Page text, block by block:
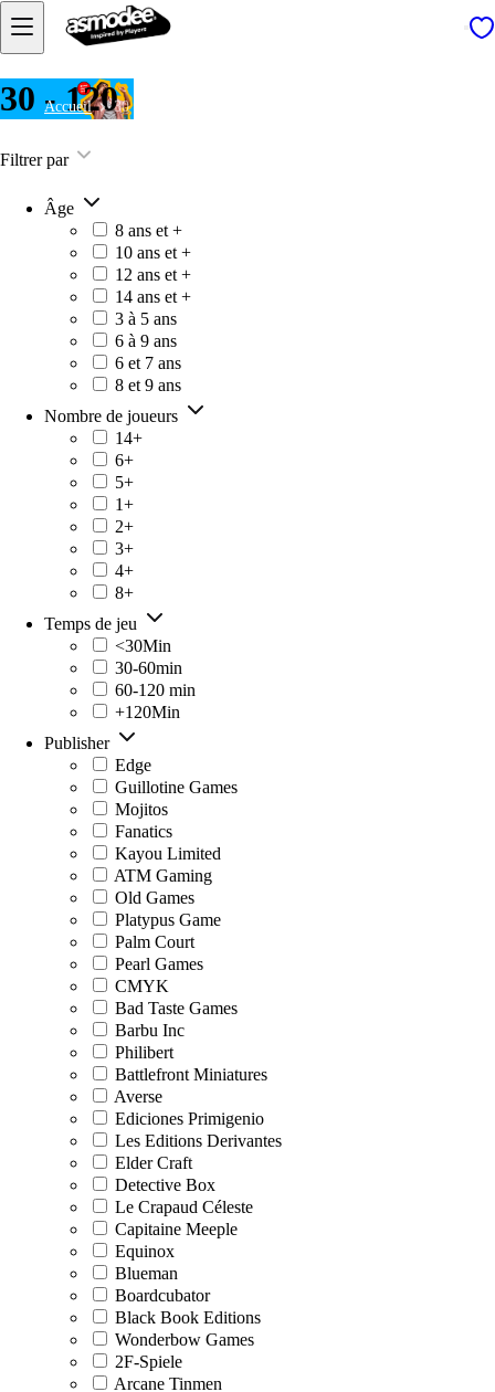
Accueil 30 - 120
30 - 120
Filtrer par
Âge
8 ans et +
10 ans et +
12 ans et +
14 ans et +
3 à 5 ans
6 à 9 ans
6 et 7 ans
8 et 9 ans
Nombre de joueurs
14+
6+
5+
1+
2+
3+
4+
8+
Temps de jeu
<30Min
30-60min
60-120 min
+120Min
Publisher
Edge
Guillotine Games
Mojitos
Fanatics
Kayou Limited
ATM Gaming
Old Games
Platypus Game
Palm Court
Pearl Games
CMYK
Bad Taste Games
Barbu Inc
Philibert
Battlefront Miniatures
Averse
Ediciones Primigenio
Les Editions Derivantes
Elder Craft
Detective Box
Le Crapaud Céleste
Capitaine Meeple
Equinox
Blueman
Boardcubator
Black Book Editions
Wonderbow Games
2F-Spiele
Arcane Tinmen